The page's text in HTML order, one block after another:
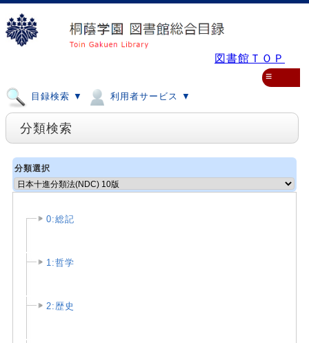
図書館ＴＯＰ
目録検索 ▼ 利用者サービス ▼
≡
分類検索
分類選択
0:総記
1:哲学
2:歴史